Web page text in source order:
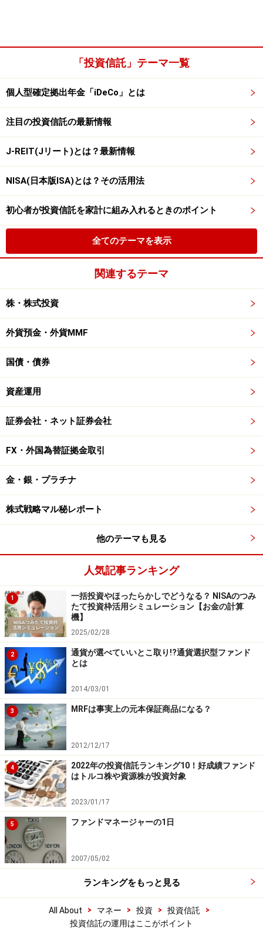
「投資信託」テーマ一覧
個人型確定拠出年金「iDeCo」とは
注目の投資信託の最新情報
J-REIT(Jリート)とは？最新情報
NISA(日本版ISA)とは？その活用法
初心者が投資信託を家計に組み入れるときのポイント
全てのテーマを表示
関連するテーマ
株・株式投資
外貨預金・外貨MMF
国債・債券
資産運用
証券会社・ネット証券会社
FX・外国為替証拠金取引
金・銀・プラチナ
株式戦略マル秘レポート
他のテーマも見る
人気記事ランキング
1
一括投資やほったらかしでどうなる？ NISAのつみ
たて投資枠活用シミュレーション【お金の計算
機】
2025/02/28
2
通貨が選べていいとこ取り!?通貨選択型ファンド
とは
2014/03/01
3 MRFは事実上の元本保証商品になる？
2012/12/17
4
2022年の投資信託ランキング10！好成績ファンド
はトルコ株や資源株が投資対象
2023/01/17
5 ファンドマネージャーの1日
2007/05/02
ランキングをもっと見る
All About > マネー > 投資 > 投資信託
>
投資信託の運用はここがポイント